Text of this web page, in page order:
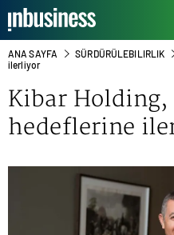
ANA SAYFA SÜRDÜRÜLEBILIRLIK
ilerliyor
Kibar Holding,
hedeflerine